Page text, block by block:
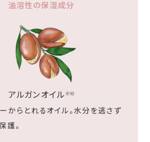
油溶性の保湿成分
アルガンオイル ※10
からとれるオイル。水分を逃さず
護。